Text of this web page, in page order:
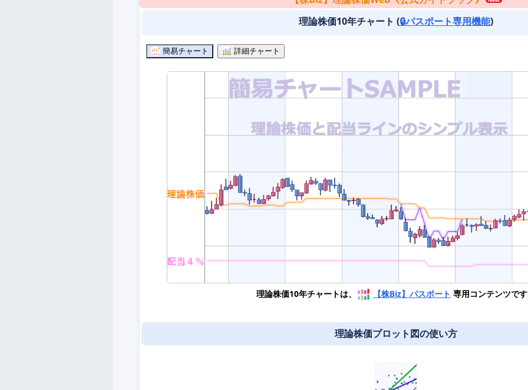
理論株価10年チャート (🔒パスポート専用機能)
簡易チャート 詳細チャート
理論株価10年チャートは、 【株Biz】パスポート 専用コンテンツで
理論株価プロット図の使い方